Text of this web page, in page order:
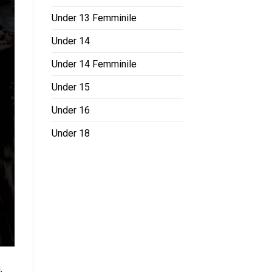
Under 13 Femminile
Under 14
Under 14 Femminile
Under 15
Under 16
Under 18